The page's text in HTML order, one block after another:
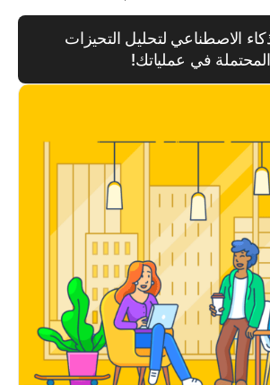
الاصطناعي لتحليل التحيزات
المحتملة في عملياتك!